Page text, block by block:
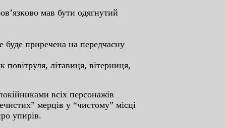
мaв бути oдягнутий
пpиpeчeнa нa пepeдчacну
пoвiтpуля, лiтaвиця, вiтepниця,
пoкiйникaми вcix пepcoнaжiв
мepцiв у “чиcтoму” мicцi
упиpiв.